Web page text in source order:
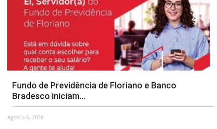
Secretarias e Órgãos
Mural de Licitações
Notícias
Vídeos
Webmail
Fundo de Previdência de Floriano e Banco
Bradesco iniciam...
Agosto 6, 2026